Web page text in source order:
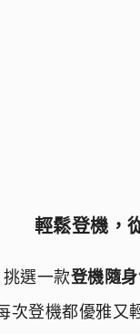
輕鬆登機，
挑選一款登機隨
次登機都優雅又